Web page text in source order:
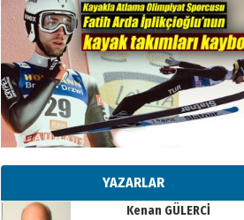
YAZARLAR
Kenan GÜLERCİ
Metin Külünk: Aileyi Korumak
Geleceği Korumaktır
11 Mayıs 2026 Pazartesi
Kenan GÜLERCİ